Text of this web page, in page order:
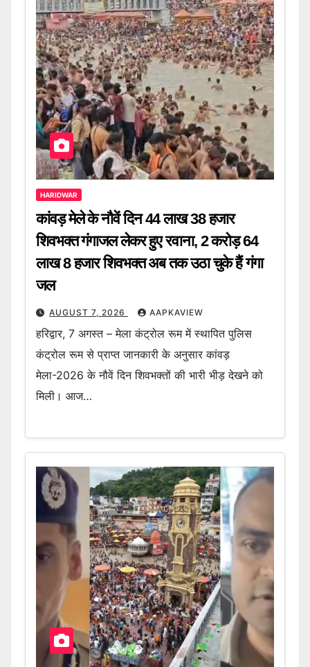
HARIDWAR
कांवड़ मेले के नौवें दिन 44 लाख 38 हजार
शिवभक्त गंगाजल लेकर हुए रवाना, 2 करोड़ 64
लाख 8 हजार शिवभक्त अब तक उठा चुके हैं गंगा
जल
AUGUST 7, 2026 AAPKAVIEW
हरिद्वार, 7 अगस्त – मेला कंट्रोल रूम में स्थापित पुलिस
कंट्रोल रूम से प्राप्त जानकारी के अनुसार कांवड़
मेला-2026 के नौवें दिन शिवभक्तों की भारी भीड़ देखने को
मिली। आज…